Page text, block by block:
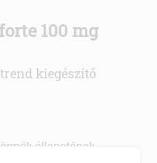
100 mg
kiegészítő
állapotának